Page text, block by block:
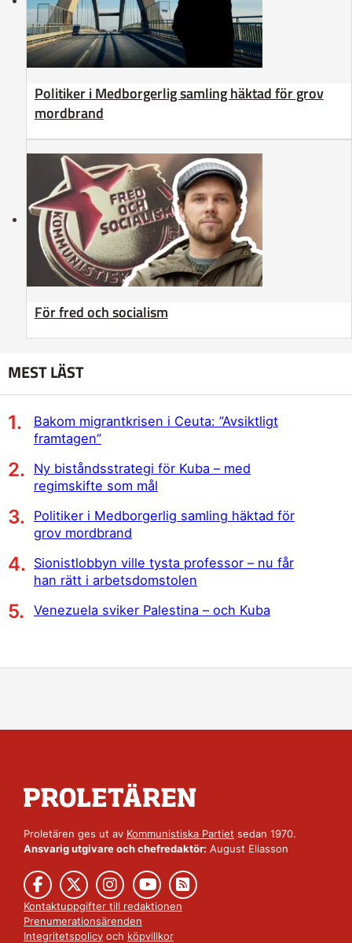
Politiker i Medborgerlig samling häktad för grov
mordbrand
För fred och socialism
MEST LÄST
Bakom migrantkrisen i Ceuta: ”Avsiktligt
framtagen”
Ny biståndsstrategi för Kuba – med
regimskifte som mål
Politiker i Medborgerlig samling häktad för
grov mordbrand
Sionistlobbyn ville tysta professor – nu får
han rätt i arbetsdomstolen
Venezuela sviker Palestina – och Kuba
Proletären ges ut av Kommunistiska Partiet sedan 1970.
Ansvarig utgivare och chefredaktör: August Eliasson
Kontaktuppgifter till redaktionen
Prenumerationsärenden
Integritetspolicy och köpvillkor